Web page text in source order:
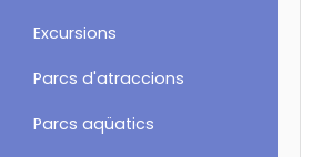
Excursions
Parcs d'atraccions
Parcs aqüatics